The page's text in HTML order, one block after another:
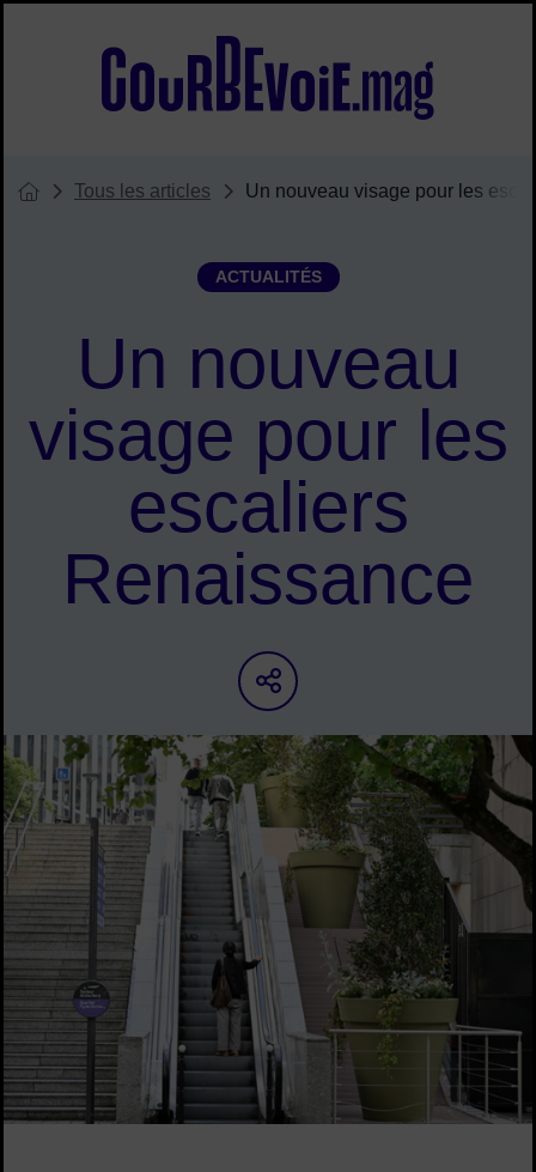
Accueil ville de Courbevoie
Vous êtes ici :
Page d'accueil du site
Tous les articles Un nouveau visage pour les
Un nouveau
visage pour les
escaliers
Renaissance
ACTUALITÉS
Partager sur les